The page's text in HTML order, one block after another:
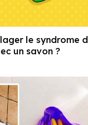
le syndrome
un savon ?